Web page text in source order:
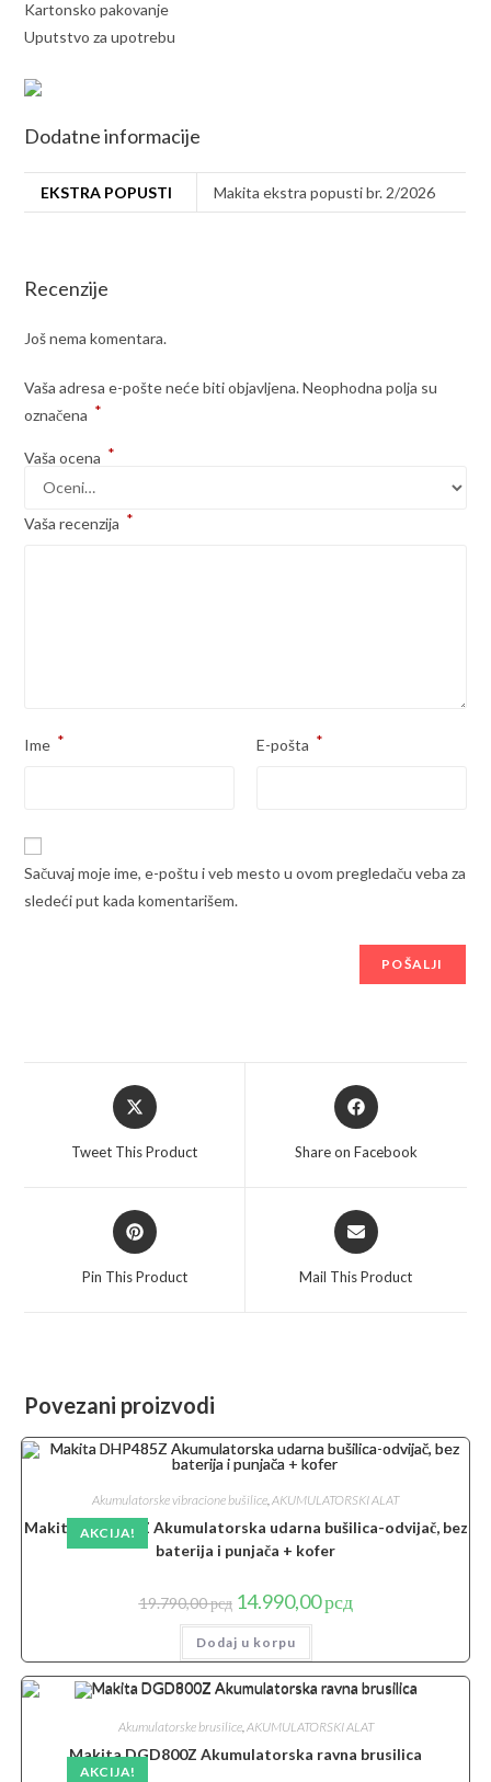
Kartonsko pakovanje
Uputstvo za upotrebu
Dodatne informacije
EKSTRA POPUSTI Makita ekstra popusti br. 2/2026
Recenzije
Još nema komentara.
Vaša adresa e-pošte neće biti objavljena. Neophodna polja su
označena *
Vaša ocena *
Vaša recenzija *
Ime * E-pošta *
Sačuvaj moje ime, e-poštu i veb mesto u ovom pregledaču veba za
sledeći put kada komentarišem.
Opens
in
Tweet This Product
Opens
in
Share on Facebook
Opens
in
Pin This Product
Opens
in
Mail This Product
Povezani proizvodi
AKCIJA!
Akumulatorske vibracione bušilice AKUMULATORSKI ALAT
Makita DHP485Z Akumulatorska udarna bušilica-odvijač, bez
baterija i punjača + kofer
19.790,00рсд Originalna
cena
je
bila:
19.790,00 рсд.
14.990,00рсдTrenutna
cena
Dodaj u korpu
AKCIJA!
Akumulatorske brusilice, AKUMULATORSKI ALAT
Makita DGD800Z Akumulatorska ravna brusilica